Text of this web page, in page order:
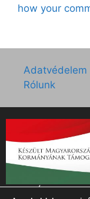
how your
Adatvédelem
Rólunk
„Az Új Ember